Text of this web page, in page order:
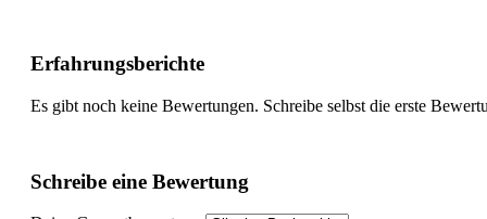
Erfahrungsberichte
Es gibt noch keine Bewertungen. Schreibe selbst die erste
Schreibe eine Bewertung